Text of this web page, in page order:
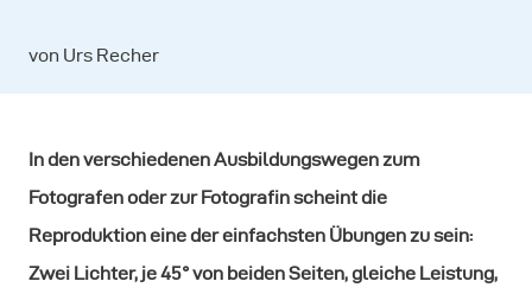
von Urs Recher
In den verschiedenen Ausbildungswegen zum
Fotografen oder zur Fotografin scheint die
Reproduktion eine der einfachsten Übungen zu sein:
Zwei Lichter, je 45° von beiden Seiten, gleiche Leistung,